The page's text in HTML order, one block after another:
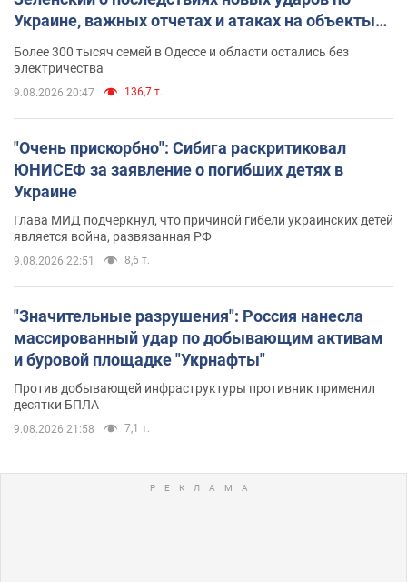
Украине, важных отчетах и атаках на объекты
противника. Видео
Более 300 тысяч семей в Одессе и области остались без
электричества
9.08.2026 20:47 136,7 т.
"Очень прискорбно": Сибига раскритиковал
ЮНИСЕФ за заявление о погибших детях в
Украине
Глава МИД подчеркнул, что причиной гибели украинских детей
является война, развязанная РФ
9.08.2026 22:51 8,6 т.
"Значительные разрушения": Россия нанесла
массированный удар по добывающим активам
и буровой площадке "Укрнафты"
Против добывающей инфраструктуры противник применил
десятки БПЛА
9.08.2026 21:58 7,1 т.